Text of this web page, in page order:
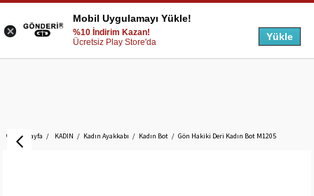
Anasayfa KADIN Kadın Ayakkabı Kadın Bot Gön Hakiki Deri Kadın Bot M1205
Mobil Uygulamayı Yükle!
%10 İndirim Kazan!
Ücretsiz Play Store'da
Yükle